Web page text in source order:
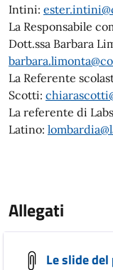
Intini:
La Responsabile
Dott.ssa Barbara
La Referente
Scotti:
La referente di
Latino:
Allegati
Le slide